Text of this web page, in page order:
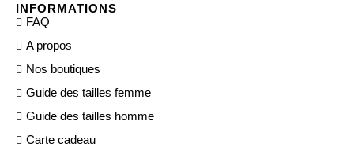
INFORMATIONS
FAQ
A propos
Nos boutiques
Guide des tailles femme
Guide des tailles homme
Carte cadeau